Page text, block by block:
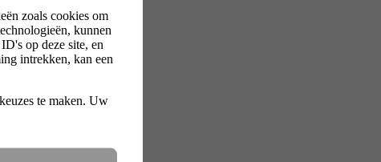
zoals cookies om
kunnen
op deze site, en
intrekken, kan een
te maken. Uw